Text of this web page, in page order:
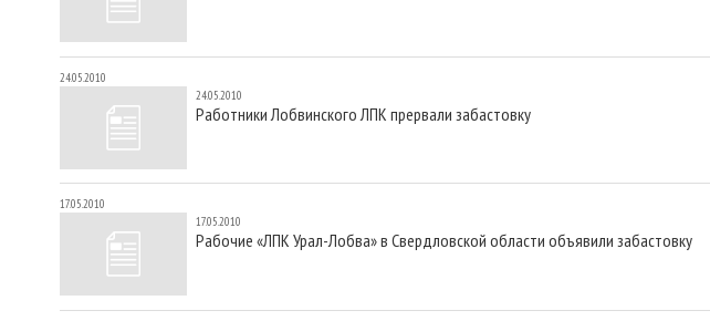
24.05.2010
24.05.2010
Работники Лобвинского ЛПК прервали забастовку
17.05.2010
17.05.2010
Рабочие «ЛПК Урал-Лобва» в Свердловской области объявили забастовку